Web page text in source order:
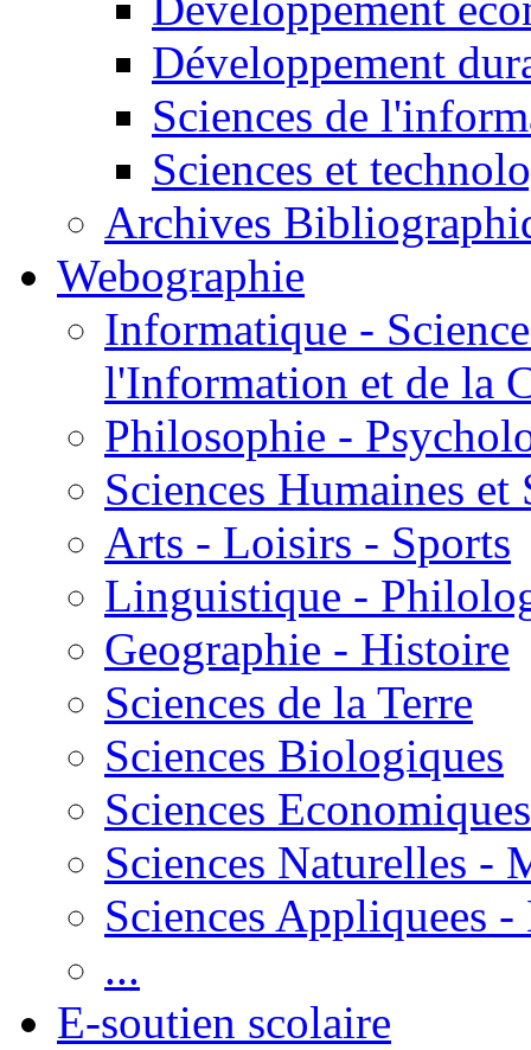
Développement
Sciences de
Sciences et
Archives
Webographie
Informatique -
l'Information et de la
Philosophie -
Sciences Humaines et
Arts - Loisirs - Sports
Linguistique -
Geographie - Histoire
Sciences de la Terre
Sciences Biologiques
Sciences Economiques
Sciences Naturelles -
Sciences Appliquees
...
E-soutien scolaire